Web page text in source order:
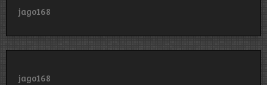
jago168
jago168